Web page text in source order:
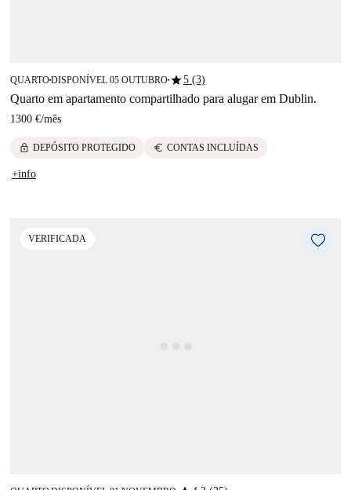
QUARTO■DISPONÍVEL 05 OUTUBRO■star5 (3)
Quarto em apartamento compartilhado para alugar em Dublin.
1300 €/mês
lock DEPÓSITO PROTEGIDO euro CONTAS INCLUÍDAS
+info
VERIFICADA